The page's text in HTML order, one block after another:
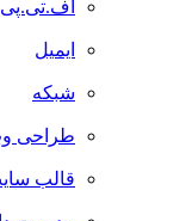
اف.تی.پی
ایمیل
شبکه
طراحی
قالب